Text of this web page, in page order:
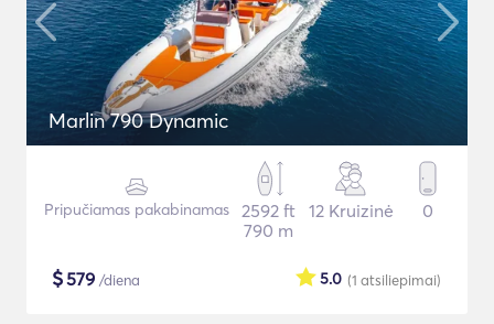
Marlin 790 Dynamic
Pripučiamas pakabinamas
2592 ft
790 m
12 Kruizinė 0
$579 /diena (1 atsiliepimai)
5.0